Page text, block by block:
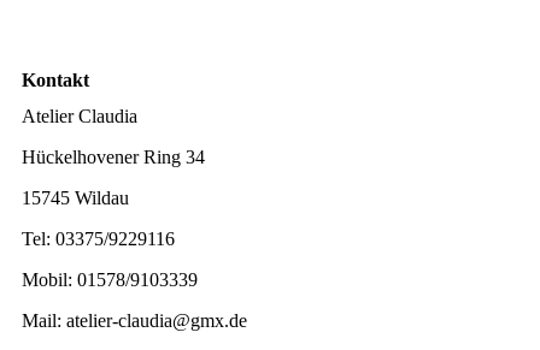
Kontakt
Atelier Claudia
Hückelhovener Ring 34
15745 Wildau
Tel: 03375/9229116
Mobil: 01578/9103339
Mail: atelier-claudia@gmx.de